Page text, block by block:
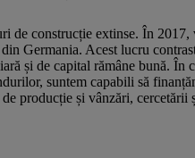
de construcție extinse. În
Germania. Acest lucru
și de capital rămâne bună.
suntem capabili să
producție și vânzări,